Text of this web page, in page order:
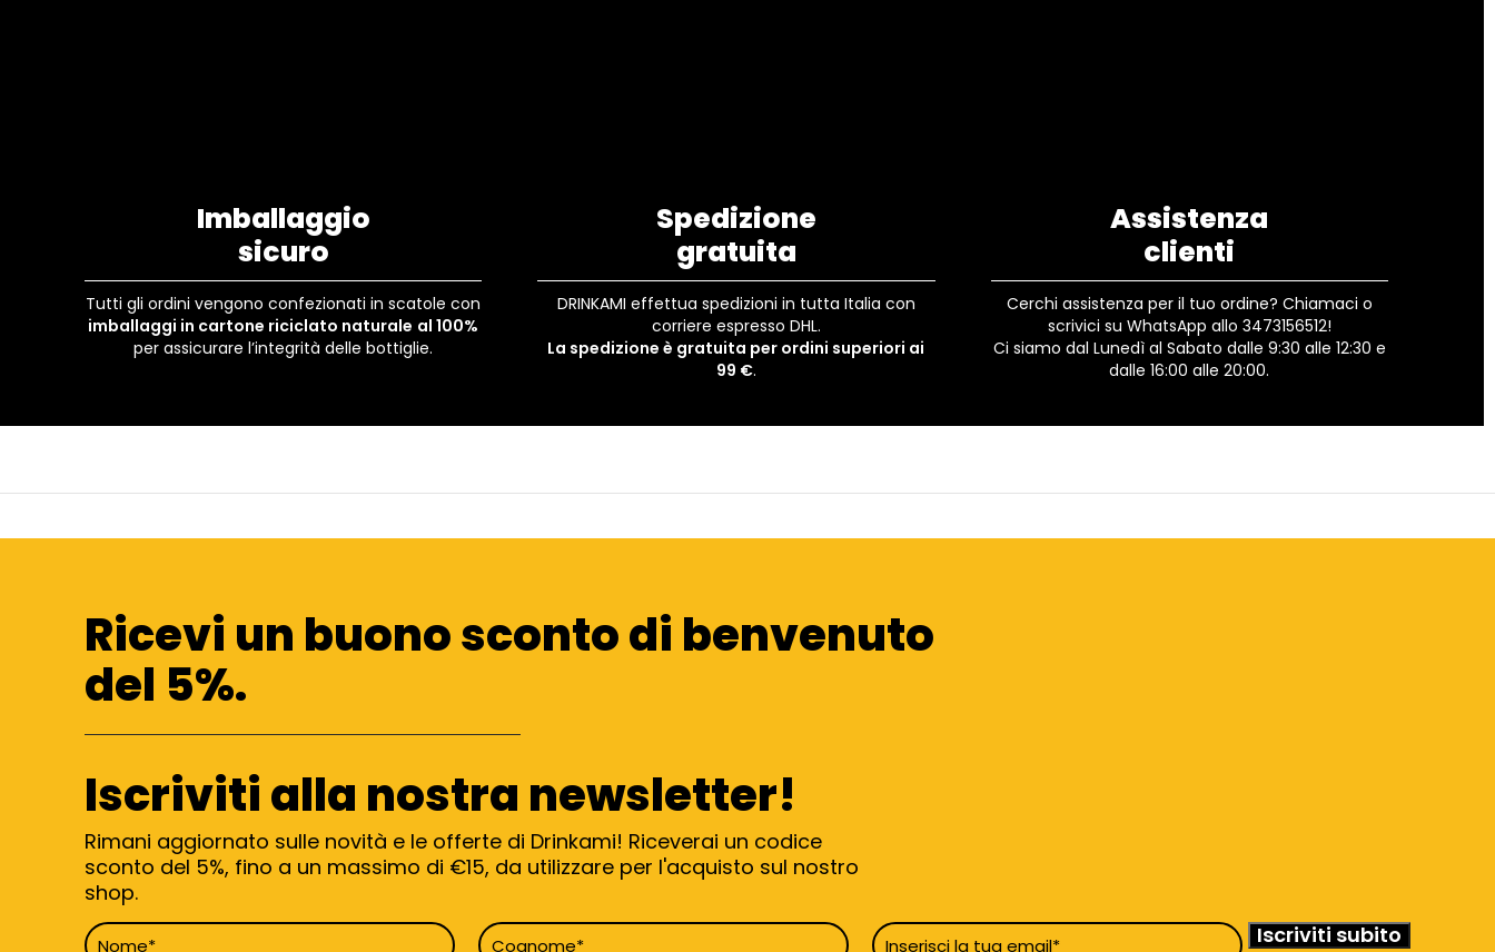
Imballaggio
sicuro
Tutti gli ordini vengono confezionati in scatole con
imballaggi in cartone riciclato naturale al 100%
per assicurare l’integrità delle bottiglie.
Spedizione
gratuita
DRINKAMI effettua spedizioni in tutta Italia con
corriere espresso DHL.
La spedizione è gratuita per ordini superiori ai
99 €.
Assistenza
clienti
Cerchi assistenza per il tuo ordine? Chiamaci o
scrivici su WhatsApp allo 3473156512!
Ci siamo dal Lunedì al Sabato dalle 9:30 alle 12:30 e
dalle 16:00 alle 20:00.
Ricevi un buono sconto di benvenuto
del 5%.
Iscriviti alla nostra newsletter!
Rimani aggiornato sulle novità e le offerte di Drinkami! Riceverai un codice
sconto del 5%, fino a un massimo di €15, da utilizzare per l'acquisto sul nostro
shop.
Nome Cognome Email